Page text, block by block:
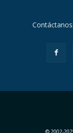
Contáctanos:
© 2002-